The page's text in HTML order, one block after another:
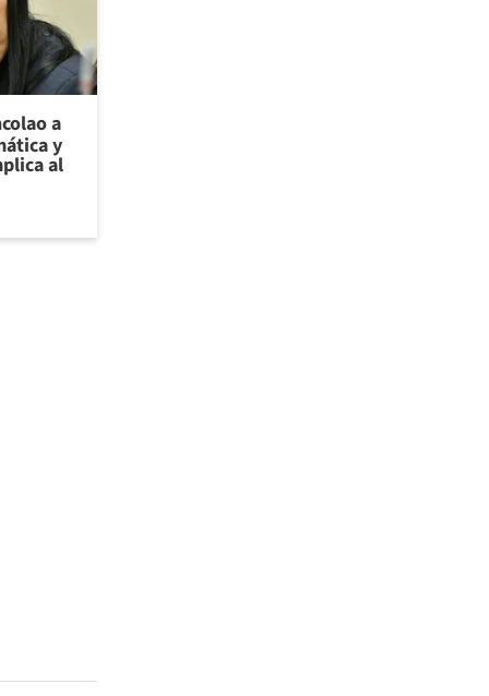
a
y
al